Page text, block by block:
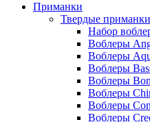
Приманки
Твердые
Набор
Воблеры
Воблеры
Воблеры
Воблеры
Воблеры
Воблеры
Воблеры